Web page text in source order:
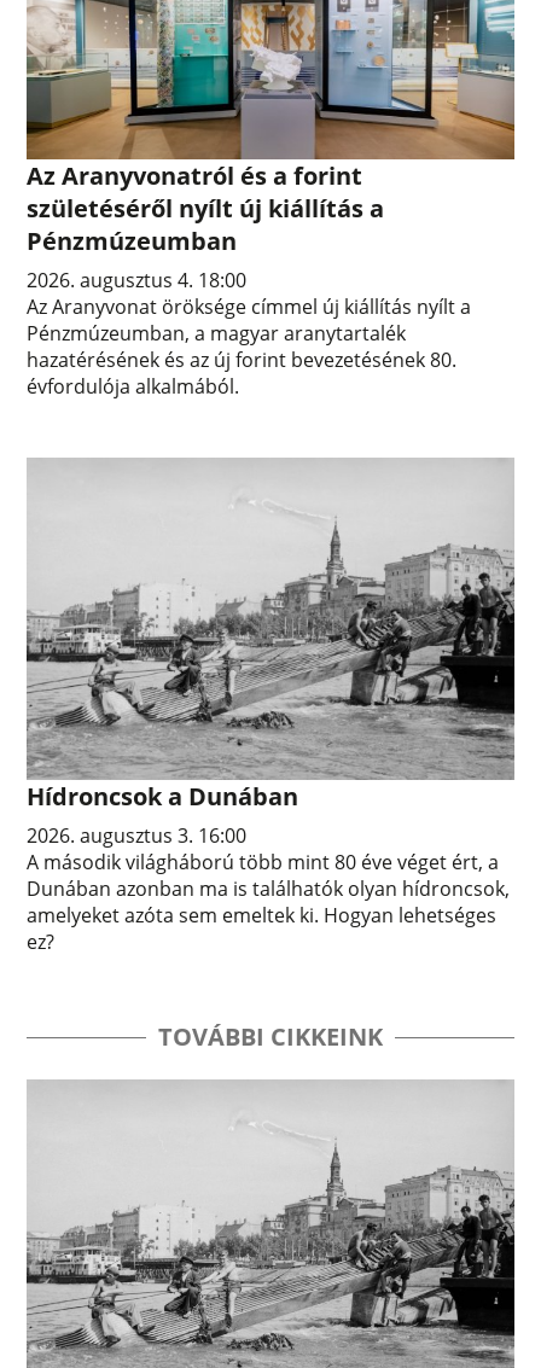
Az Aranyvonatról és a forint
születéséről nyílt új kiállítás a
Pénzmúzeumban
2026. augusztus 4. 18:00
Az Aranyvonat öröksége címmel új kiállítás nyílt a
Pénzmúzeumban, a magyar aranytartalék
hazatérésének és az új forint bevezetésének 80.
évfordulója alkalmából.
Hídroncsok a Dunában
2026. augusztus 3. 16:00
A második világháború több mint 80 éve véget ért, a
Dunában azonban ma is találhatók olyan hídroncsok,
amelyeket azóta sem emeltek ki. Hogyan lehetséges
ez?
TOVÁBBI CIKKEINK